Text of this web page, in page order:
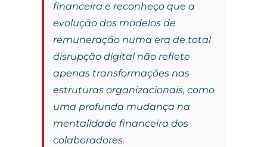
financeira e reconheço que a
evolução dos modelos de
remuneração numa era de total
disrupção digital não reflete
apenas transformações nas
estruturas organizacionais, como
uma profunda mudança na
mentalidade financeira dos
colaboradores.